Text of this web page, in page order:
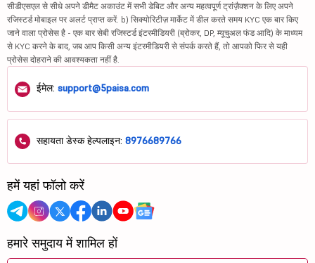
सीडीएसएल से सीधे अपने डीमैट अकाउंट में सभी डेबिट और अन्य महत्वपूर्ण ट्रांज़ैक्शन के लिए अपने
रजिस्टर्ड मोबाइल पर अलर्ट प्राप्त करें. b) सिक्योरिटीज़ मार्केट में डील करते समय KYC एक बार किए
जाने वाला प्रोसेस है - एक बार सेबी रजिस्टर्ड इंटरमीडियरी (ब्रोकर, DP, म्यूचुअल फंड आदि) के माध्यम
से KYC करने के बाद, जब आप किसी अन्य इंटरमीडियरी से संपर्क करते हैं, तो आपको फिर से यही
प्रोसेस दोहराने की आवश्यकता नहीं है.
ईमेल: support@5paisa.com
सहायता डेस्क हेल्पलाइन: 8976689766
हमें यहां फॉलो करें
हमारे समुदाय में शामिल हों